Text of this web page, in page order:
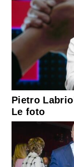
Pietro
Le foto